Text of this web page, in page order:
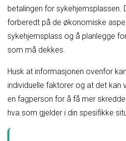
betalingen for sykehjemsplassen.
forberedt på de økonomiske
sykehjemsplass og å planlegge
som må dekkes.
Husk at informasjonen ovenfor
individuelle faktorer og at det kan
en fagperson for å få mer
hva som gjelder i din spesifikke